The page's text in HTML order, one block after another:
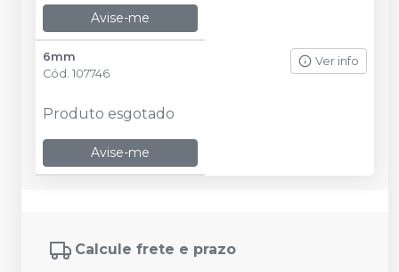
Avise-me
6mm
Cód. 107746
Ver info
Produto esgotado
Avise-me
Calcule frete e prazo